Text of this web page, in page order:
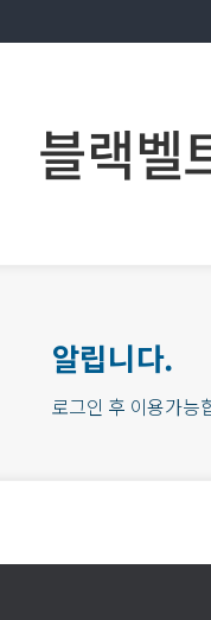
블랙벨
알립니다.
로그인 후 이용가능